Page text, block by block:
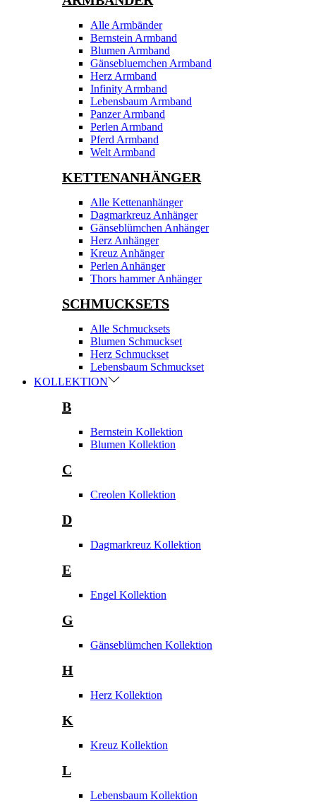
Alle Armbänder
Bernstein Armband
Blumen Armband
Gänsebluemchen Armband
Herz Armband
Infinity Armband
Lebensbaum Armband
Panzer Armband
Perlen Armband
Pferd Armband
Welt Armband
KETTENANHÄNGER
Alle Kettenanhänger
Dagmarkreuz Anhänger
Gänseblümchen Anhänger
Herz Anhänger
Kreuz Anhänger
Perlen Anhänger
Thors hammer Anhänger
SCHMUCKSETS
Alle Schmucksets
Blumen Schmuckset
Herz Schmuckset
Lebensbaum Schmuckset
KOLLEKTION
B
Bernstein Kollektion
Blumen Kollektion
C
Creolen Kollektion
D
Dagmarkreuz Kollektion
E
Engel Kollektion
G
Gänseblümchen Kollektion
H
Herz Kollektion
K
Kreuz Kollektion
L
Lebensbaum Kollektion